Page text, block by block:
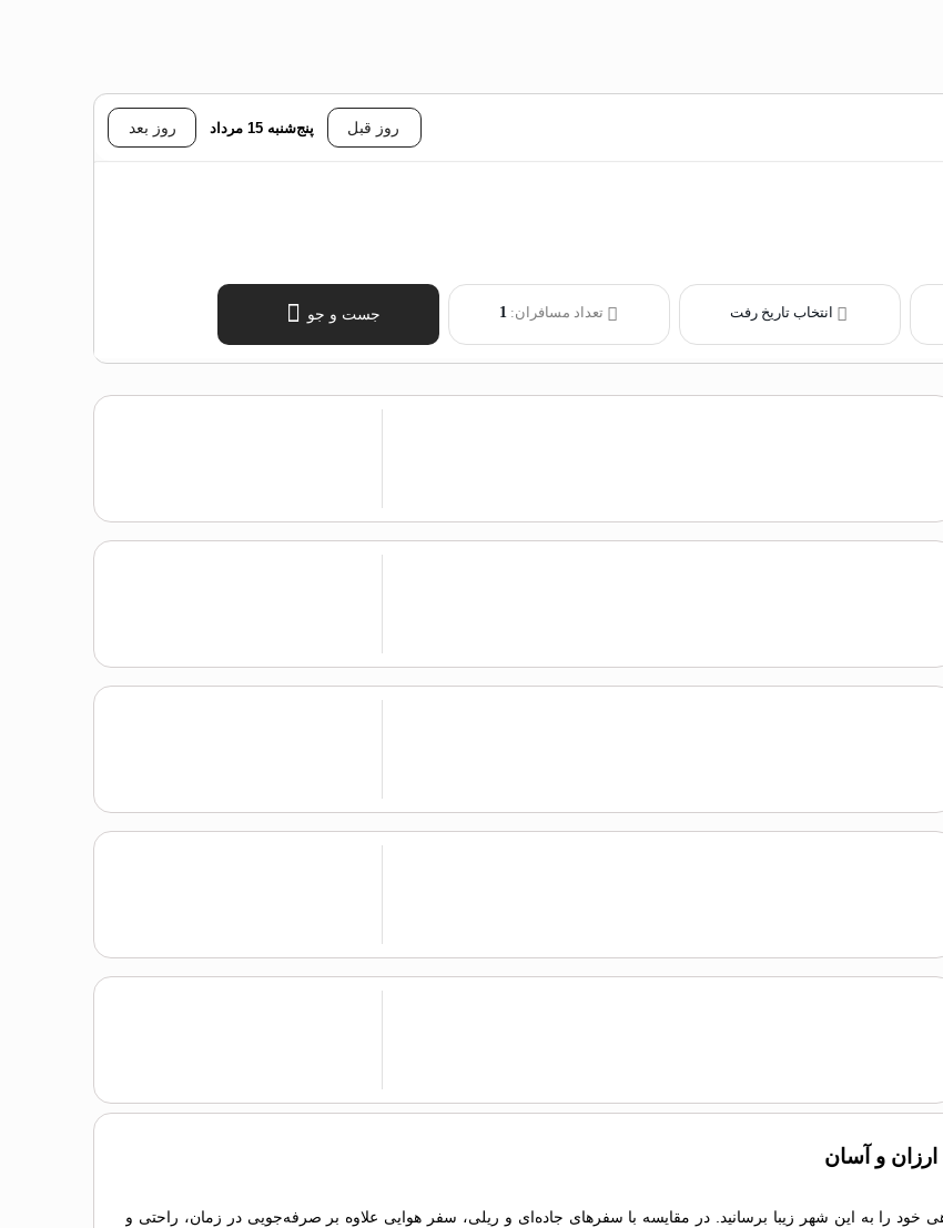
روز قبل پنج‌شنبه 15 مرداد روز بعد
تعداد مسافران:1 جست و جو
ارزان و آسان
خود را به این شهر زیبا برسانید. در مقایسه با سفرهای جاده‌ای و ریلی، سفر هوایی علاوه بر صرفه‌جویی در زمان، راحتی و